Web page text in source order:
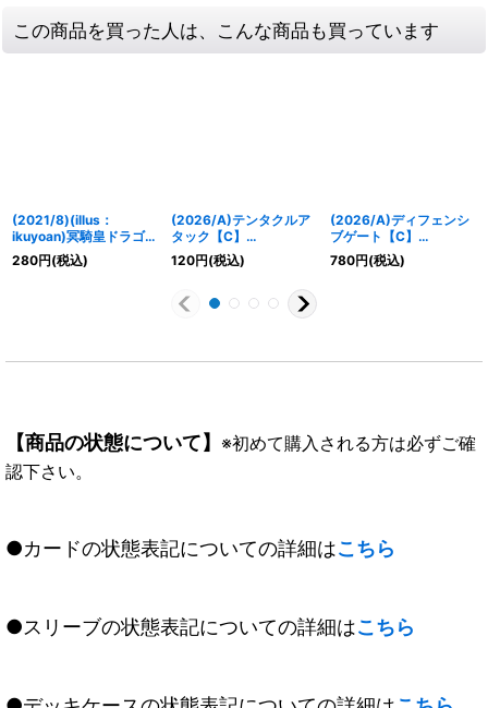
この商品を買った人は、こんな商品も買っています
(2021/8)(illus：
ikuyoan)冥騎皇ドラゴニ
ック・アーサー/翼神機
グラン・ウォーデン・ツ
280円(税込)
(2026/A)テンタクルア
タック【C】
{26RSD03-014}《緑》
120円(税込)
(2026/A)ディフェンシ
ブゲート【C】
{26RSD04-014}《白》
780円(税込)
【商品の状態について】 ※初めて購入される方は必ずご確
認下さい。
●カードの状態表記についての詳細はこちら
●スリーブの状態表記についての詳細はこちら